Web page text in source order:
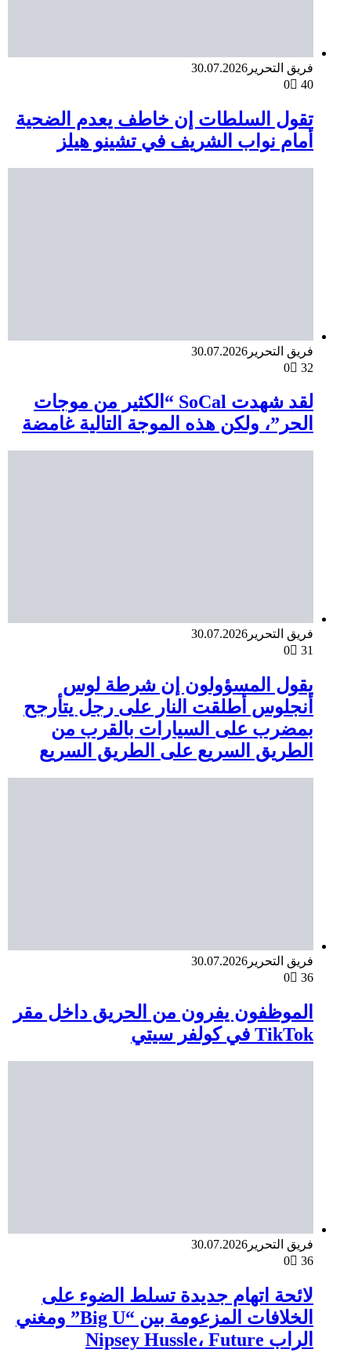
فريق التحرير 30.07.2026
0
40
تقول السلطات إن خاطف يعدم الضحية
أمام نواب الشريف في تشينو هيلز
فريق التحرير 30.07.2026
0
32
لقد شهدت SoCal “الكثير من موجات
الحر”، ولكن هذه الموجة التالية غامضة
فريق التحرير 30.07.2026
0
31
يقول المسؤولون إن شرطة لوس
أنجلوس أطلقت النار على رجل يتأرجح
بمضرب على السيارات بالقرب من
الطريق السريع على الطريق السريع
فريق التحرير 30.07.2026
0
36
الموظفون يفرون من الحريق داخل مقر
TikTok في كولفر سيتي
فريق التحرير 30.07.2026
0
36
لائحة اتهام جديدة تسلط الضوء على
الخلافات المزعومة بين “Big U” ومغني
الراب Nipsey Hussle، Future